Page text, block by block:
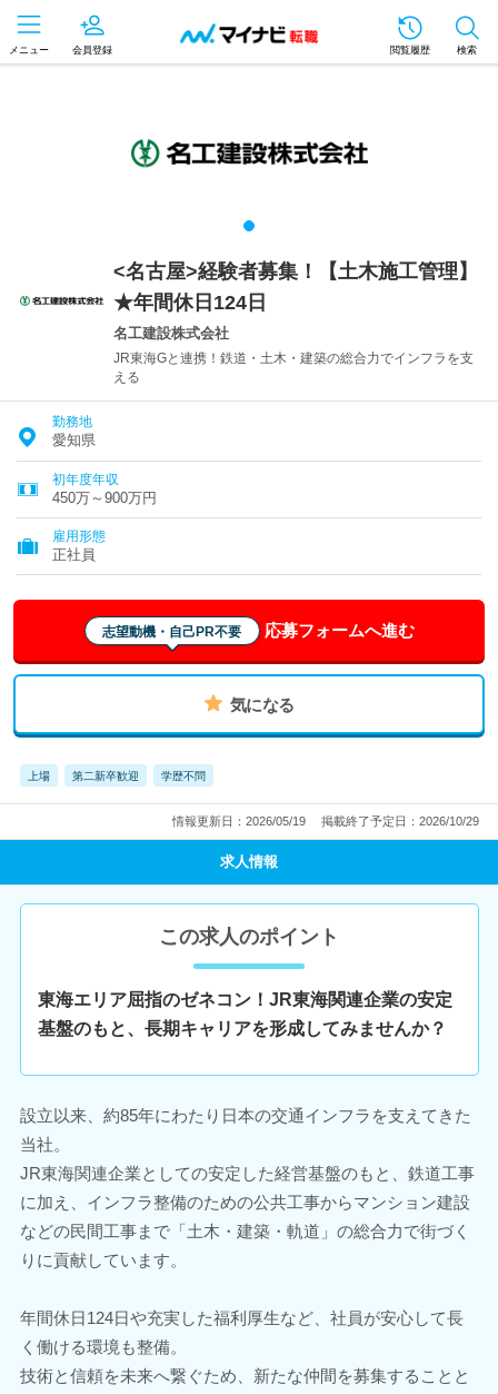
メニュー 会員登録 閲覧履歴 検索
<名古屋>経験者募集！【土木施工管理】
★年間休日124日
名工建設株式会社
JR東海Gと連携！鉄道・土木・建築の総合力でインフラを支
える
勤務地
愛知県
初年度年収
450万～900万円
雇用形態
正社員
志望動機・自己PR不要 応募フォームへ進む
気になる
上場 第二新卒歓迎 学歴不問
情報更新日：2026/05/19 掲載終了予定日：2026/10/29
求人情報
この求人のポイント
東海エリア屈指のゼネコン！JR東海関連企業の安定
基盤のもと、長期キャリアを形成してみませんか？
設立以来、約85年にわたり日本の交通インフラを支えてきた
当社。
JR東海関連企業としての安定した経営基盤のもと、鉄道工事
に加え、インフラ整備のための公共工事からマンション建設
などの民間工事まで「土木・建築・軌道」の総合力で街づく
りに貢献しています。
年間休日124日や充実した福利厚生など、社員が安心して長
く働ける環境も整備。
技術と信頼を未来へ繋ぐため、新たな仲間を募集することと